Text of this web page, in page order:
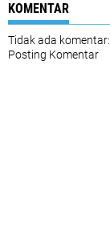
KOMENTAR
Tidak ada komentar:
Posting Komentar